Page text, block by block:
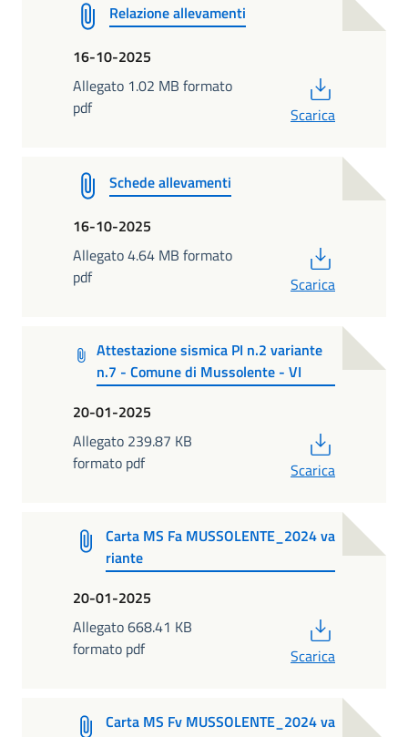
Relazione allevamenti
16-10-2025
Allegato 1.02 MB formato
pdf
Scarica
Schede allevamenti
16-10-2025
Allegato 4.64 MB formato
pdf
Scarica
Attestazione sismica PI n.2 variante
n.7 - Comune di Mussolente - VI
20-01-2025
Allegato 239.87 KB
formato pdf
Scarica
Carta MS Fa MUSSOLENTE_2024 va
riante
20-01-2025
Allegato 668.41 KB
formato pdf
Scarica
Carta MS Fv MUSSOLENTE_2024 va